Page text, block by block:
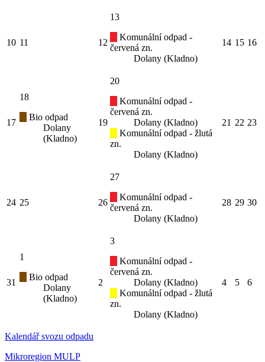
10 11 12
13
Komunální odpad -
červená zn.
Dolany (Kladno)
14 15 16
17
18
Bio odpad
Dolany
(Kladno)
19
20
Komunální odpad -
červená zn.
Dolany (Kladno)
Komunální odpad - žlutá
zn.
Dolany (Kladno)
21 22 23
24 25 26
27
Komunální odpad -
červená zn.
Dolany (Kladno)
28 29 30
31
1
Bio odpad
Dolany
(Kladno)
2
3
Komunální odpad -
červená zn.
Dolany (Kladno)
Komunální odpad - žlutá
zn.
Dolany (Kladno)
4 5 6
Kalendář svozu odpadu
Mikroregion MULP